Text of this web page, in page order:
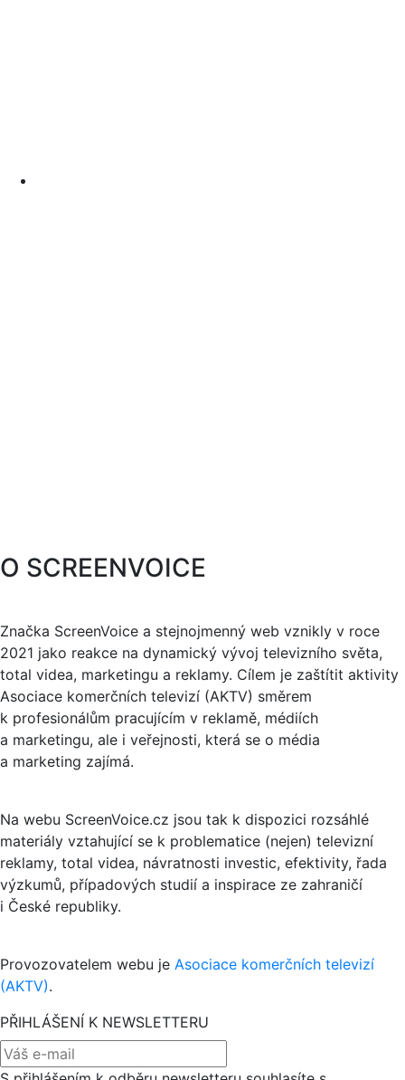
O SCREENVOICE
Značka ScreenVoice a stejnojmenný web vznikly v roce
2021 jako reakce na dynamický vývoj televizního světa,
total videa, marketingu a reklamy. Cílem je zaštítit aktivity
Asociace komerčních televizí (AKTV) směrem
k profesionálům pracujícím v reklamě, médiích
a marketingu, ale i veřejnosti, která se o média
a marketing zajímá.
Na webu ScreenVoice.cz jsou tak k dispozici rozsáhlé
materiály vztahující se k problematice (nejen) televizní
reklamy, total videa, návratnosti investic, efektivity, řada
výzkumů, případových studií a inspirace ze zahraničí
i České republiky.
Provozovatelem webu je Asociace komerčních televizí
(AKTV).
PŘIHLÁŠENÍ K NEWSLETTERU